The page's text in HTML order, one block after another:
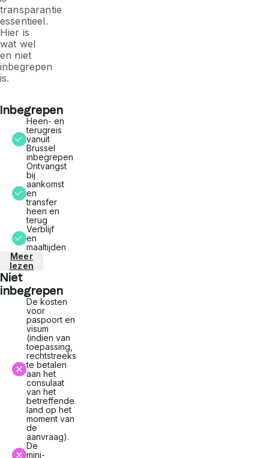
transparantie
essentieel.
Hier is
wat wel
en niet
inbegrepen
is.
Inbegrepen
Heen- en
terugreis
vanuit
Brussel
inbegrepen
Ontvangst
bij
aankomst
en
transfer
heen en
terug
Verblijf
en
maaltijden
Meer
lezen
Niet
inbegrepen
De kosten
voor
paspoort en
visum
(indien van
toepassing,
rechtstreeks
te betalen
aan het
consulaat
van het
betreffende
land op het
moment van
de
aanvraag).
De
mini-